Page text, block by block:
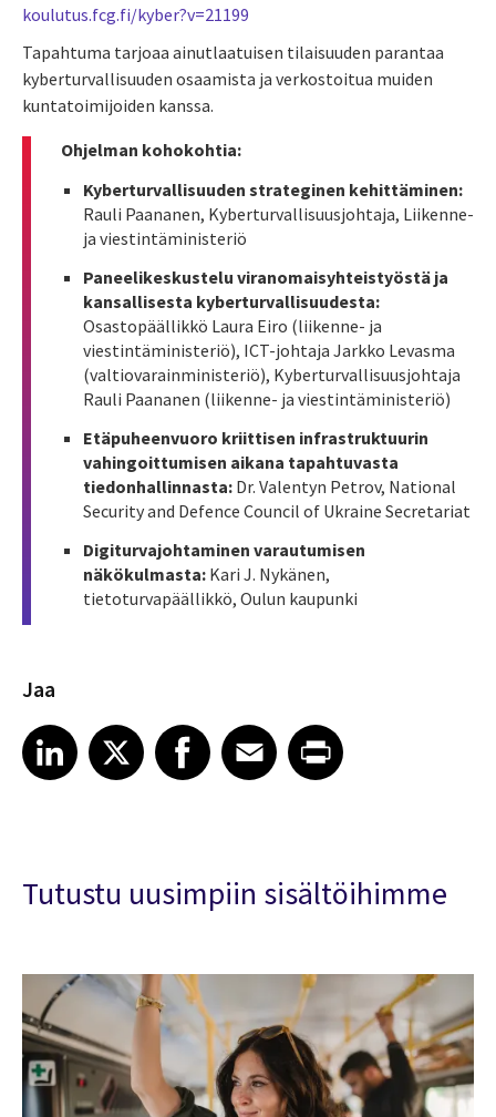
koulutus.fcg.fi/kyber?v=21199
Tapahtuma tarjoaa ainutlaatuisen tilaisuuden parantaa
kyberturvallisuuden osaamista ja verkostoitua muiden
kuntatoimijoiden kanssa.
Ohjelman kohokohtia:
Kyberturvallisuuden strateginen kehittäminen:
Rauli Paananen, Kyberturvallisuusjohtaja, Liikenne-
ja viestintäministeriö
Paneelikeskustelu viranomaisyhteistyöstä ja
kansallisesta kyberturvallisuudesta:
Osastopäällikkö Laura Eiro (liikenne- ja
viestintäministeriö), ICT-johtaja Jarkko Levasma
(valtiovarainministeriö), Kyberturvallisuusjohtaja
Rauli Paananen (liikenne- ja viestintäministeriö)
Etäpuheenvuoro kriittisen infrastruktuurin
vahingoittumisen aikana tapahtuvasta
tiedonhallinnasta: Dr. Valentyn Petrov, National
Security and Defence Council of Ukraine Secretariat
Digiturvajohtaminen varautumisen
näkökulmasta: Kari J. Nykänen,
tietoturvapäällikkö, Oulun kaupunki
Jaa
Share article on LinkedIn
LinkedIn
Share article on XShare article on Facebook
Facebook
Share article on Email
EmailShare article on Print
Tutustu uusimpiin sisältöihimme